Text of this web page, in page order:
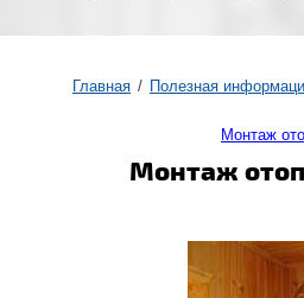
Главная Полезная
Монтаж
Монтаж